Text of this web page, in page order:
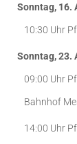
Sonntag, 16.
10:30 Uhr
Sonntag, 23.
09:00 Uhr
Bahnhof
14:00 Uhr